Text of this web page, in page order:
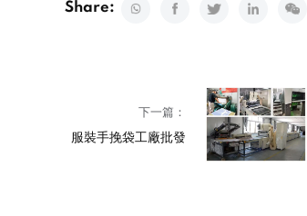
Share:
下一篇：
服裝手挽袋工廠批發